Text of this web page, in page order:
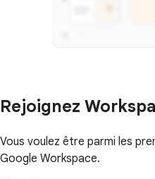
Rejoignez
Vous voulez être parmi les
Google Workspace.